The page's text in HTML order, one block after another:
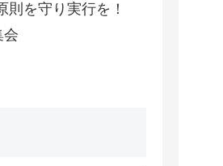
則を守り実行を！
会